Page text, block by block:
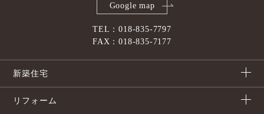
Google map
TEL：018-835-7797
FAX：018-835-7177
新築住宅
リフォーム